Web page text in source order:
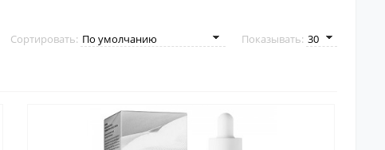
Показывать:
Сортировать: